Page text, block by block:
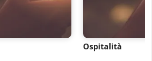
Ospitalità